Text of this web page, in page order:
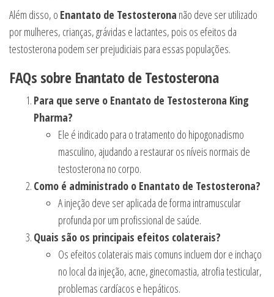
Além disso, o Enantato de Testosterona não deve ser utilizado
por mulheres, crianças, grávidas e lactantes, pois os efeitos da
testosterona podem ser prejudiciais para essas populações.
FAQs sobre Enantato de Testosterona
Para que serve o Enantato de Testosterona King
Pharma?
Ele é indicado para o tratamento do hipogonadismo
masculino, ajudando a restaurar os níveis normais de
testosterona no corpo.
Como é administrado o Enantato de Testosterona?
A injeção deve ser aplicada de forma intramuscular
profunda por um profissional de saúde.
Quais são os principais efeitos colaterais?
Os efeitos colaterais mais comuns incluem dor e inchaço
no local da injeção, acne, ginecomastia, atrofia testicular,
problemas cardíacos e hepáticos.